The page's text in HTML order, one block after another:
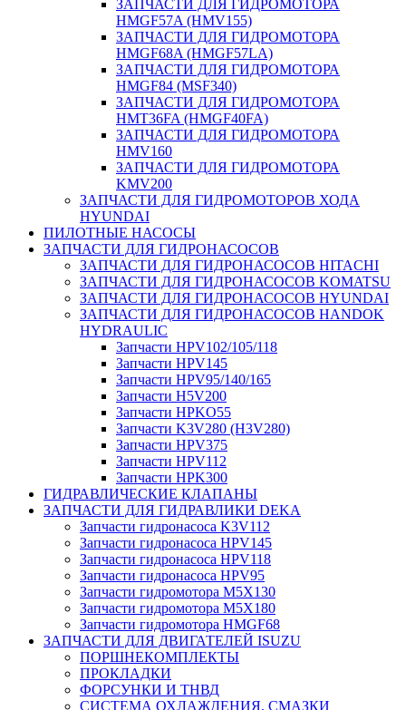
ЗАПЧАСТИ ДЛЯ ГИДРОМОТОРА
HMGF57A (HMV155)
ЗАПЧАСТИ ДЛЯ ГИДРОМОТОРА
HMGF68A (HMGF57LA)
ЗАПЧАСТИ ДЛЯ ГИДРОМОТОРА
HMGF84 (MSF340)
ЗАПЧАСТИ ДЛЯ ГИДРОМОТОРА
HMT36FA (HMGF40FA)
ЗАПЧАСТИ ДЛЯ ГИДРОМОТОРА
HMV160
ЗАПЧАСТИ ДЛЯ ГИДРОМОТОРА
KMV200
ЗАПЧАСТИ ДЛЯ ГИДРОМОТОРОВ ХОДА
HYUNDAI
ПИЛОТНЫЕ НАСОСЫ
ЗАПЧАСТИ ДЛЯ ГИДРОНАСОСОВ
ЗАПЧАСТИ ДЛЯ ГИДРОНАСОСОВ HITACHI
ЗАПЧАСТИ ДЛЯ ГИДРОНАСОСОВ KOMATSU
ЗАПЧАСТИ ДЛЯ ГИДРОНАСОСОВ HYUNDAI
ЗАПЧАСТИ ДЛЯ ГИДРОНАСОСОВ HANDOK
HYDRAULIC
Запчасти HPV102/105/118
Запчасти HPV145
Запчасти HPV95/140/165
Запчасти H5V200
Запчасти HPKO55
Запчасти K3V280 (H3V280)
Запчасти HPV375
Запчасти HPV112
Запчасти HPK300
ГИДРАВЛИЧЕСКИЕ КЛАПАНЫ
ЗАПЧАСТИ ДЛЯ ГИДРАВЛИКИ DEKA
Запчасти гидронасоса K3V112
Запчасти гидронасоса HPV145
Запчасти гидронасоса HPV118
Запчасти гидронасоса HPV95
Запчасти гидромотора M5X130
Запчасти гидромотора M5X180
Запчасти гидромотора HMGF68
ЗАПЧАСТИ ДЛЯ ДВИГАТЕЛЕЙ ISUZU
ПОРШНЕКОМПЛЕКТЫ
ПРОКЛАДКИ
ФОРСУНКИ И ТНВД
СИСТЕМА ОХЛАЖДЕНИЯ, СМАЗКИ